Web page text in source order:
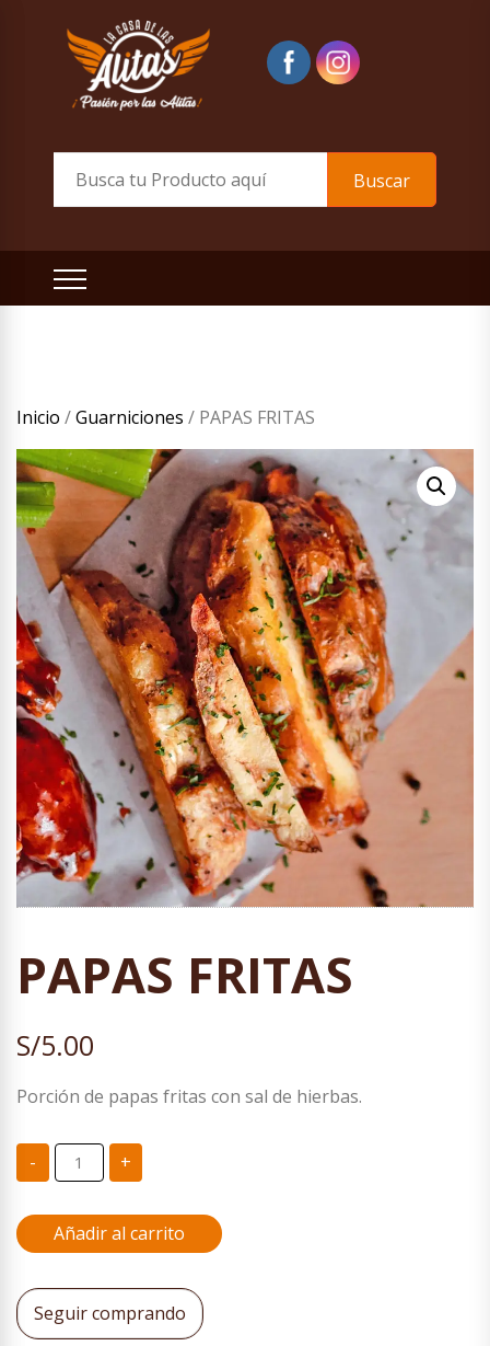
Buscar
Inicio /Guarniciones / PAPAS FRITAS
PAPAS FRITAS
S/5.00
Porción de papas fritas con sal de hierbas.
- PAPAS
FRITAS
cantidad
+
Añadir al carrito
Seguir comprando